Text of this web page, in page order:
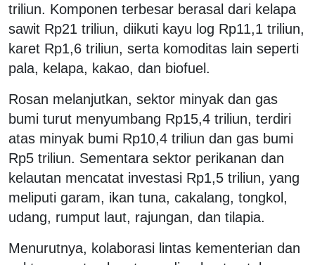
triliun. Komponen terbesar berasal dari kelapa
sawit Rp21 triliun, diikuti kayu log Rp11,1 triliun,
karet Rp1,6 triliun, serta komoditas lain seperti
pala, kelapa, kakao, dan biofuel.
Rosan melanjutkan, sektor minyak dan gas
bumi turut menyumbang Rp15,4 triliun, terdiri
atas minyak bumi Rp10,4 triliun dan gas bumi
Rp5 triliun. Sementara sektor perikanan dan
kelautan mencatat investasi Rp1,5 triliun, yang
meliputi garam, ikan tuna, cakalang, tongkol,
udang, rumput laut, rajungan, dan tilapia.
Menurutnya, kolaborasi lintas kementerian dan